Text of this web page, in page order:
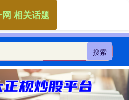
搜索
网 相关话题